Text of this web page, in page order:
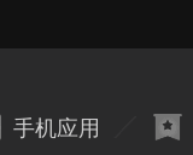
手机应用